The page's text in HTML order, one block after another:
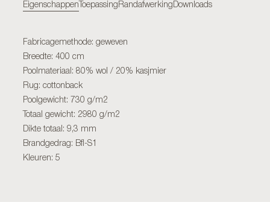
Eigenschappen Toepassing Randafwerking Downloads
Fabricagemethode: geweven
Breedte: 400 cm
Poolmateriaal: 80% wol / 20% kasjmier
Rug: cottonback
Poolgewicht: 730 g/m2
Totaal gewicht: 2980 g/m2
Dikte totaal: 9,3 mm
Brandgedrag: Bfl-S1
Kleuren: 5